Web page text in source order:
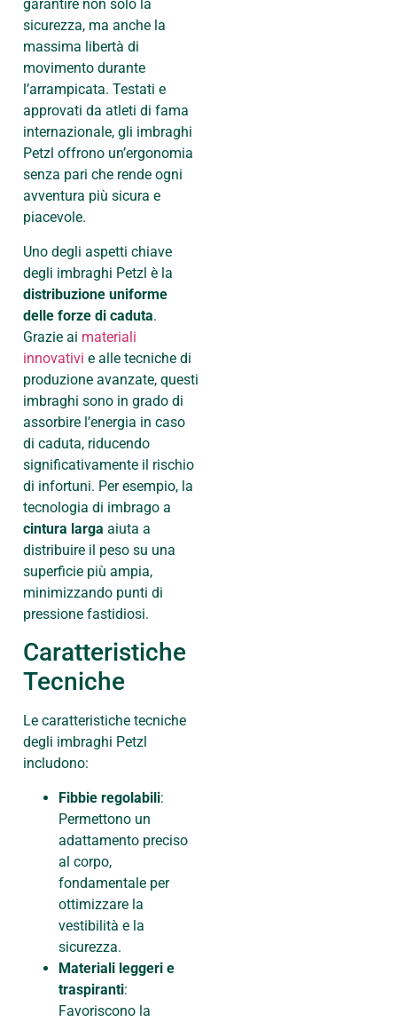
garantire non solo la
sicurezza, ma anche la
massima libertà di
movimento durante
l’arrampicata. Testati e
approvati da atleti di fama
internazionale, gli imbraghi
Petzl offrono un’ergonomia
senza pari che rende ogni
avventura più sicura e
piacevole.
Uno degli aspetti chiave
degli imbraghi Petzl è la
distribuzione uniforme
delle forze di caduta.
Grazie ai materiali
innovativi e alle tecniche di
produzione avanzate, questi
imbraghi sono in grado di
assorbire l’energia in caso
di caduta, riducendo
significativamente il rischio
di infortuni. Per esempio, la
tecnologia di imbrago a
cintura larga aiuta a
distribuire il peso su una
superficie più ampia,
minimizzando punti di
pressione fastidiosi.
Caratteristiche
Tecniche
Le caratteristiche tecniche
degli imbraghi Petzl
includono:
Fibbie regolabili:
Permettono un
adattamento preciso
al corpo,
fondamentale per
ottimizzare la
vestibilità e la
sicurezza.
Materiali leggeri e
traspiranti:
Favoriscono la